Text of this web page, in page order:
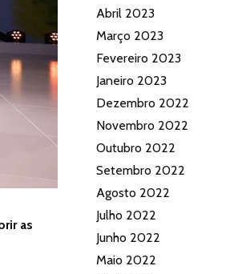
as
Abril 2023
Março 2023
Fevereiro 2023
Janeiro 2023
Dezembro 2022
Novembro 2022
Outubro 2022
Setembro 2022
Agosto 2022
Julho 2022
Junho 2022
Maio 2022